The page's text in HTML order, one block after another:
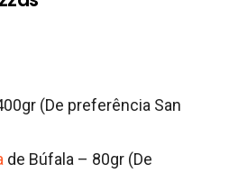
(De preferência San
de Búfala – 80gr (De